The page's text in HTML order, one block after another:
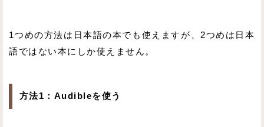
1つめの方法は日本語の本でも使えますが、2つめは日本
語ではない本にしか使えません。
方法1：Audibleを使う